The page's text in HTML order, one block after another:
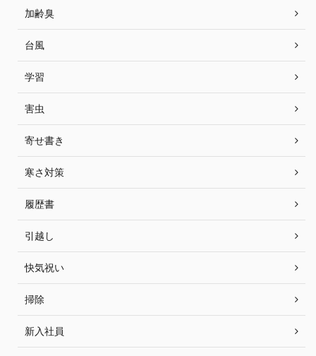
加齢臭
台風
学習
害虫
寄せ書き
寒さ対策
履歴書
引越し
快気祝い
掃除
新入社員